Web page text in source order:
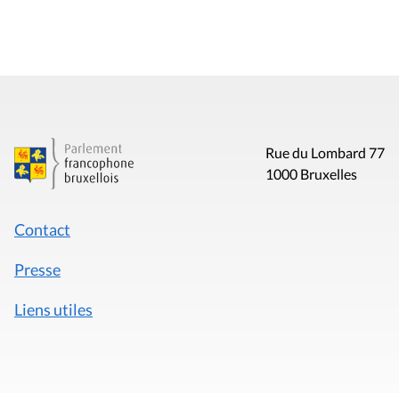
Rue du Lombard 77
1000 Bruxelles
Contact
Presse
Liens utiles